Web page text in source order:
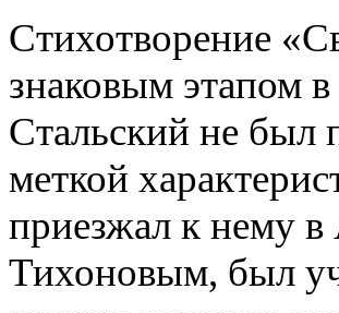
Стихотворение
знаковым этапом
Стальский не был
меткой
приезжал к нему
Тихоновым, был